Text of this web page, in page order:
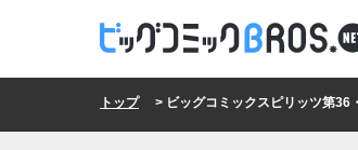
トップ> ビッグコミックスピリッツ第36